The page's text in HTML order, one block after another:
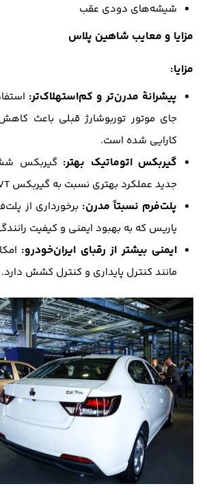
شیشه‌های دودی عقب
مزایا و معایب شاهین پلاس
مزایا:
پیشرانهٔ مدرن‌تر و کم‌استهلاک‌تر:
جای موتور توربوشارژ قبلی باعث
کارایی شده است.
گیربکس اتوماتیک بهتر: گیربکس
جدید عملکرد بهتری نسبت به گیربکس CVT قبلی دارد.
پلت‌فرم نسبتاً مدرن: برخورداری از
یاریس که به بهبود ایمنی و کیفیت
ایمنی بیشتر از رقبای ایران‌خودرو:
مانند کنترل پایداری و کنترل کشش دارد.